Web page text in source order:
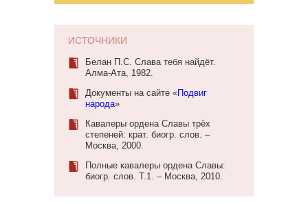
ИСТОЧНИКИ
Белан П.С. Слава тебя найдёт.
Алма-Ата, 1982.
Документы на сайте «Подвиг
народа»
Кавалеры ордена Славы трёх
степеней: крат. биогр. слов. –
Москва, 2000.
Полные кавалеры ордена Славы:
биогр. слов. Т.1. – Москва, 2010.